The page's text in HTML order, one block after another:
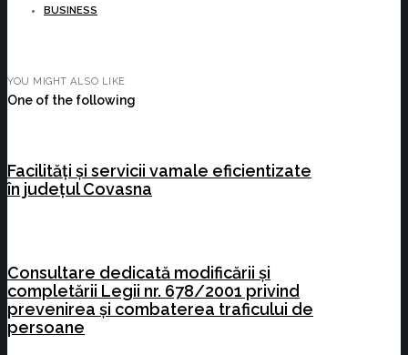
BUSINESS
YOU MIGHT ALSO LIKE
One of the following
Facilități și servicii vamale eficientizate
în județul Covasna
Consultare dedicată modificării și
completării Legii nr. 678/2001 privind
prevenirea și combaterea traficului de
persoane